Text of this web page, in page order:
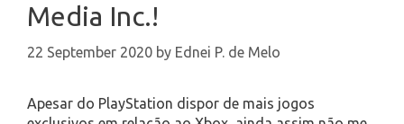
Media Inc.!
22 September 2020 by Ednei P. de Melo
Apesar do PlayStation dispor de mais jogos